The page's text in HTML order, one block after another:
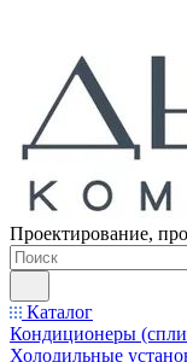
Проектирование,
Каталог
Кондиционеры
Холодильные